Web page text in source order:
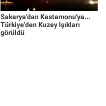
Sakarya'dan Kastamonu'ya...
Türkiye'den Kuzey Işıkları
görüldü